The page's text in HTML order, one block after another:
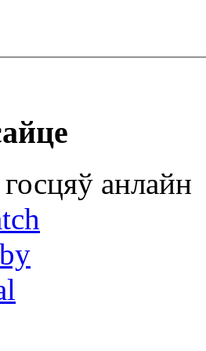
анлайн